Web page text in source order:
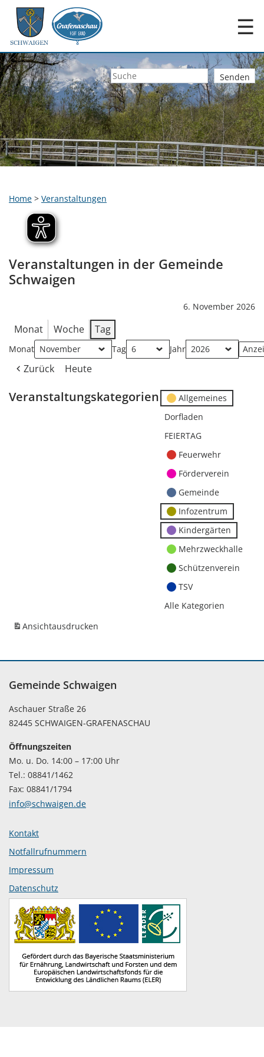
☰
Home > Veranstaltungen
Veranstaltungen in der Gemeinde
Schwaigen
6. November 2026
Monat Woche Tag
Monat Tag Jahr
Zurück Heute
Veranstaltungskategorien
Allgemeines
Dorfladen
FEIERTAG
Feuerwehr
Förderverein
Gemeinde
Infozentrum
Kindergärten
Mehrzweckhalle
Schützenverein
TSV
Alle Kategorien
Ansichtausdrucken
Gemeinde Schwaigen
Aschauer Straße 26
82445 SCHWAIGEN-GRAFENASCHAU
Öffnungszeiten
Mo. u. Do. 14:00 – 17:00 Uhr
Tel.: 08841/1462
Fax: 08841/1794
info@schwaigen.de
Kontakt
Notfallrufnummern
Impressum
Datenschutz